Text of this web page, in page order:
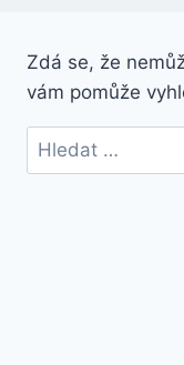
Zdá se, že
vám pomůže
Vyhledávání